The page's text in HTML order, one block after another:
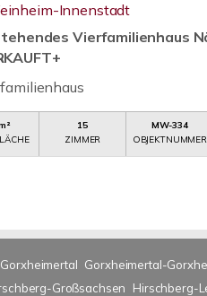
Innenstadt
Vierfamilienhaus
15
ZIMMER
MW-334
OBJEKTNUMMER
Gorxheimertal Gorxheimertal-
Großsachsen Hirschberg-